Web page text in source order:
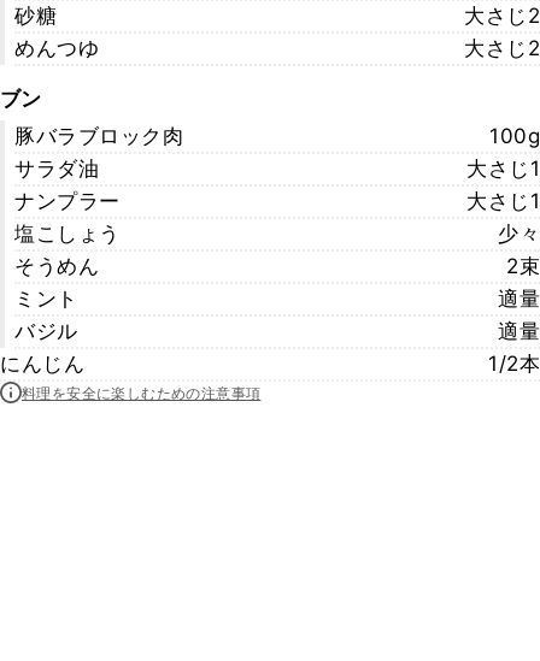
砂糖
大さじ2
めんつゆ
大さじ2
ブン
豚バラブロック肉
100g
サラダ油
大さじ1
ナンプラー
大さじ1
塩こしょう
少々
そうめん
2束
ミント
適量
バジル
適量
にんじん
1/2本
料理を安全に楽しむための注意事項